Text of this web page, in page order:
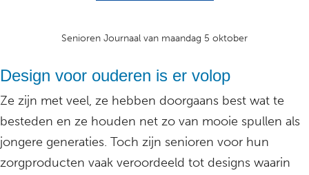
Senioren Journaal van maandag 5 oktober
Design voor ouderen is er volop
Ze zijn met veel, ze hebben doorgaans best wat te
besteden en ze houden net zo van mooie spullen als
jongere generaties. Toch zijn senioren voor hun
zorgproducten vaak veroordeeld tot designs waarin